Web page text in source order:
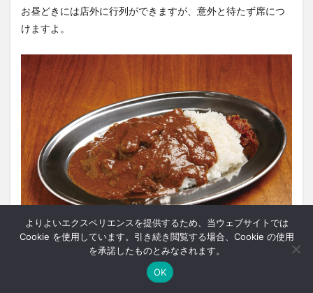
お昼どきには店外に行列ができますが、意外と待たず席につ
けますよ。
」850円は圧力鍋でうま味を抽出した道産牛の
スネ肉のブイヨンと、じっくり炒めたタマネギが味の決め
メニュー
よりよいエクスペリエンスを提供するため、当ウェブサイトでは
Cookie を使用しています。引き続き閲覧する場合、Cookie の使用
を承諾したものとみなされます。
OK